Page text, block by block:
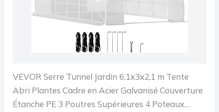
VEVOR Serre Tunnel Jardin 6,1x3x2,1 m Tente
Abri Plantes Cadre en Acier Galvanisé Couverture
Étanche PE 3 Poutres Supérieures 4 Poteaux